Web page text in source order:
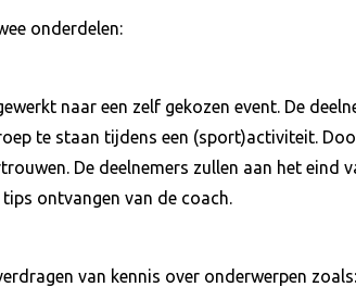
onderdelen:
naar een zelf gekozen event. De
te staan tijdens een (sport)activiteit.
De deelnemers zullen aan het eind
ontvangen van de coach.
van kennis over onderwerpen